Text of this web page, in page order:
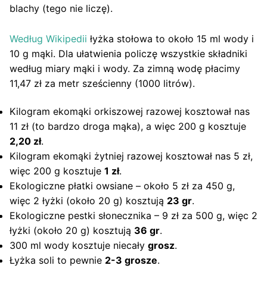
blachy (tego nie liczę).
Według Wikipedii łyżka stołowa to około 15 ml wody i
10 g mąki. Dla ułatwienia policzę wszystkie składniki
według miary mąki i wody. Za zimną wodę płacimy
11,47 zł za metr sześcienny (1000 litrów).
Kilogram ekomąki orkiszowej razowej kosztował nas
11 zł (to bardzo droga mąka), a więc 200 g kosztuje
2,20 zł.
Kilogram ekomąki żytniej razowej kosztował nas 5 zł,
więc 200 g kosztuje 1 zł.
Ekologiczne płatki owsiane – około 5 zł za 450 g,
więc 2 łyżki (około 20 g) kosztują 23 gr.
Ekologiczne pestki słonecznika – 9 zł za 500 g, więc 2
łyżki (około 20 g) kosztują 36 gr.
300 ml wody kosztuje niecały grosz.
Łyżka soli to pewnie 2-3 grosze.